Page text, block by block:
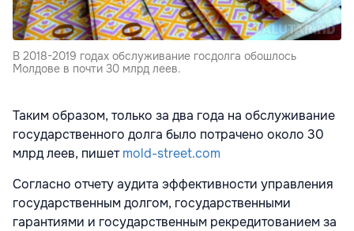
В 2018-2019 годах обслуживание госдолга обошлось
Молдове в почти 30 млрд леев.
Таким образом, только за два года на обслуживание
государственного долга было потрачено около 30
млрд леев, пишетmold-street.com
Согласно отчету аудита эффективности управления
государственным долгом, государственными
гарантиями и государственным рекредитованием за